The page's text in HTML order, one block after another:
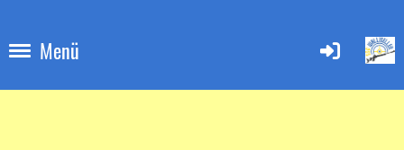
Menü